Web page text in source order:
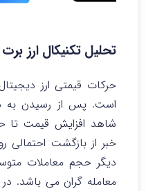
تحلیل تکنیکال ارز برت
حرکات قیمتی ارز
خبر از بازگشت احتمالی
دیگر حجم معاملات
معامله گران می باشد.